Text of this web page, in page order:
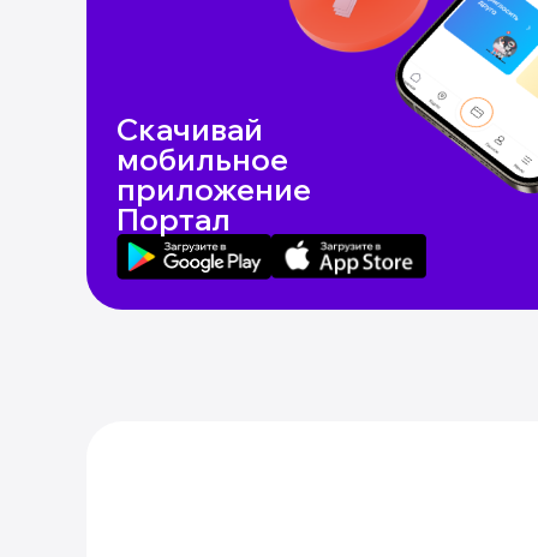
Скачивай
мобильное
приложение
Портал